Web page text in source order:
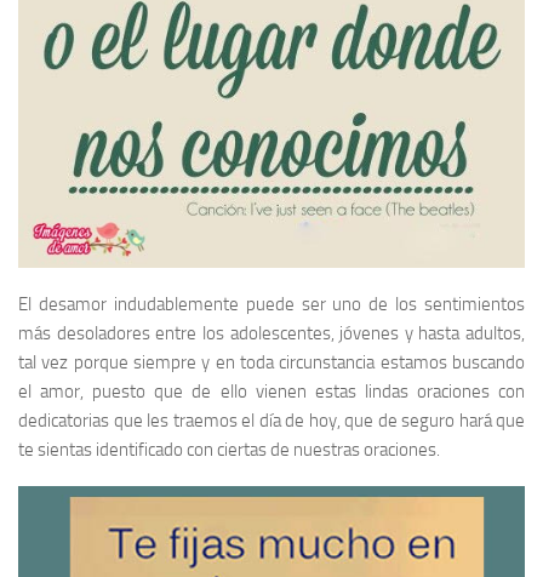
El desamor indudablemente puede ser uno de los sentimientos
más desoladores entre los adolescentes, jóvenes y hasta adultos,
tal vez porque siempre y en toda circunstancia estamos buscando
el amor, puesto que de ello vienen estas lindas oraciones con
dedicatorias que les traemos el día de hoy, que de seguro hará que
te sientas identificado con ciertas de nuestras oraciones.